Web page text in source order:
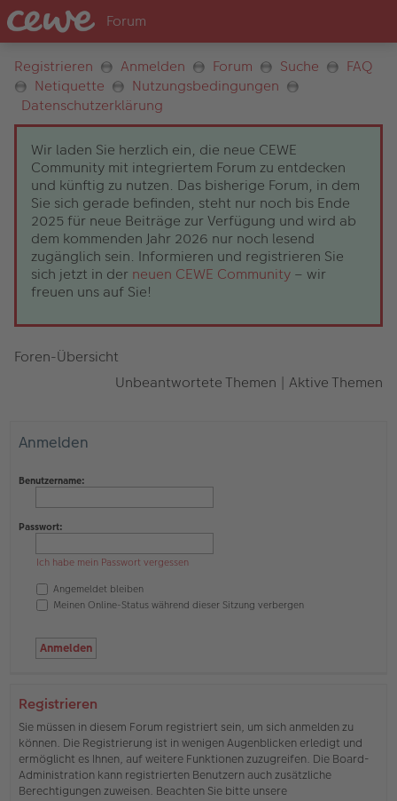
Registrieren Anmelden Forum Suche
FAQ
Netiquette
Nutzungsbedingungen
Datenschutzerklärung
Wir laden Sie herzlich ein, die neue CEWE
Community mit integriertem Forum zu entdecken
und künftig zu nutzen. Das bisherige Forum, in dem
Sie sich gerade befinden, steht nur noch bis Ende
2025 für neue Beiträge zur Verfügung und wird ab
dem kommenden Jahr 2026 nur noch lesend
zugänglich sein. Informieren und registrieren Sie
sich jetzt in der neuen CEWE Community – wir
freuen uns auf Sie!
Foren-Übersicht
Unbeantwortete Themen | Aktive Themen
Anmelden
Benutzername:
Passwort:
Ich habe mein Passwort vergessen
Angemeldet bleiben
Meinen Online-Status während dieser Sitzung verbergen
Registrieren
Sie müssen in diesem Forum registriert sein, um sich anmelden zu
können. Die Registrierung ist in wenigen Augenblicken erledigt und
ermöglicht es Ihnen, auf weitere Funktionen zuzugreifen. Die Board-
Administration kann registrierten Benutzern auch zusätzliche
Berechtigungen zuweisen. Beachten Sie bitte unsere